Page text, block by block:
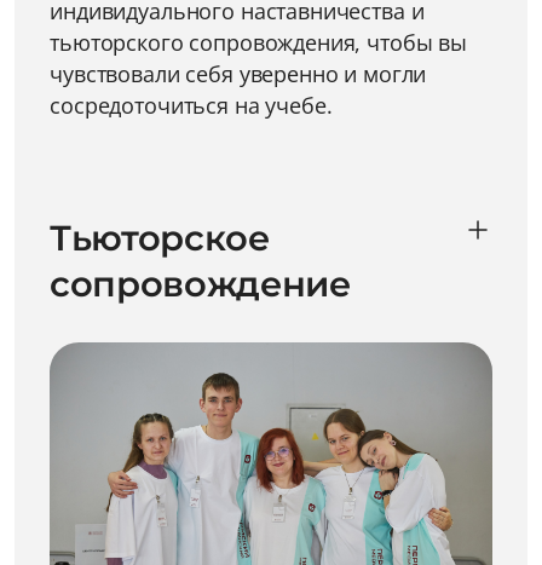
индивидуального наставничества и
тьюторского сопровождения, чтобы вы
чувствовали себя уверенно и могли
сосредоточиться на учебе.
Тьюторское
сопровождение